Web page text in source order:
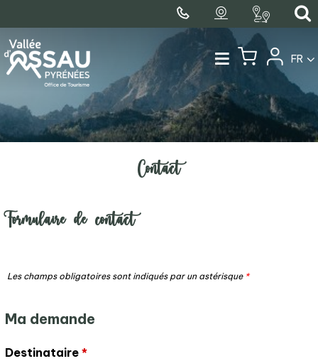
FR
Contact
Formulaire de contact
Les champs obligatoires sont indiqués par un astérisque *
Ma demande
Destinataire *